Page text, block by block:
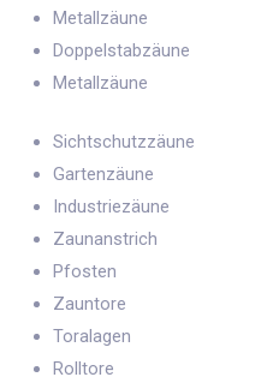
Metallzäune
Doppelstabzäune
Metallzäune
Sichtschutzzäune
Gartenzäune
Industriezäune
Zaunanstrich
Pfosten
Zauntore
Toralagen
Rolltore